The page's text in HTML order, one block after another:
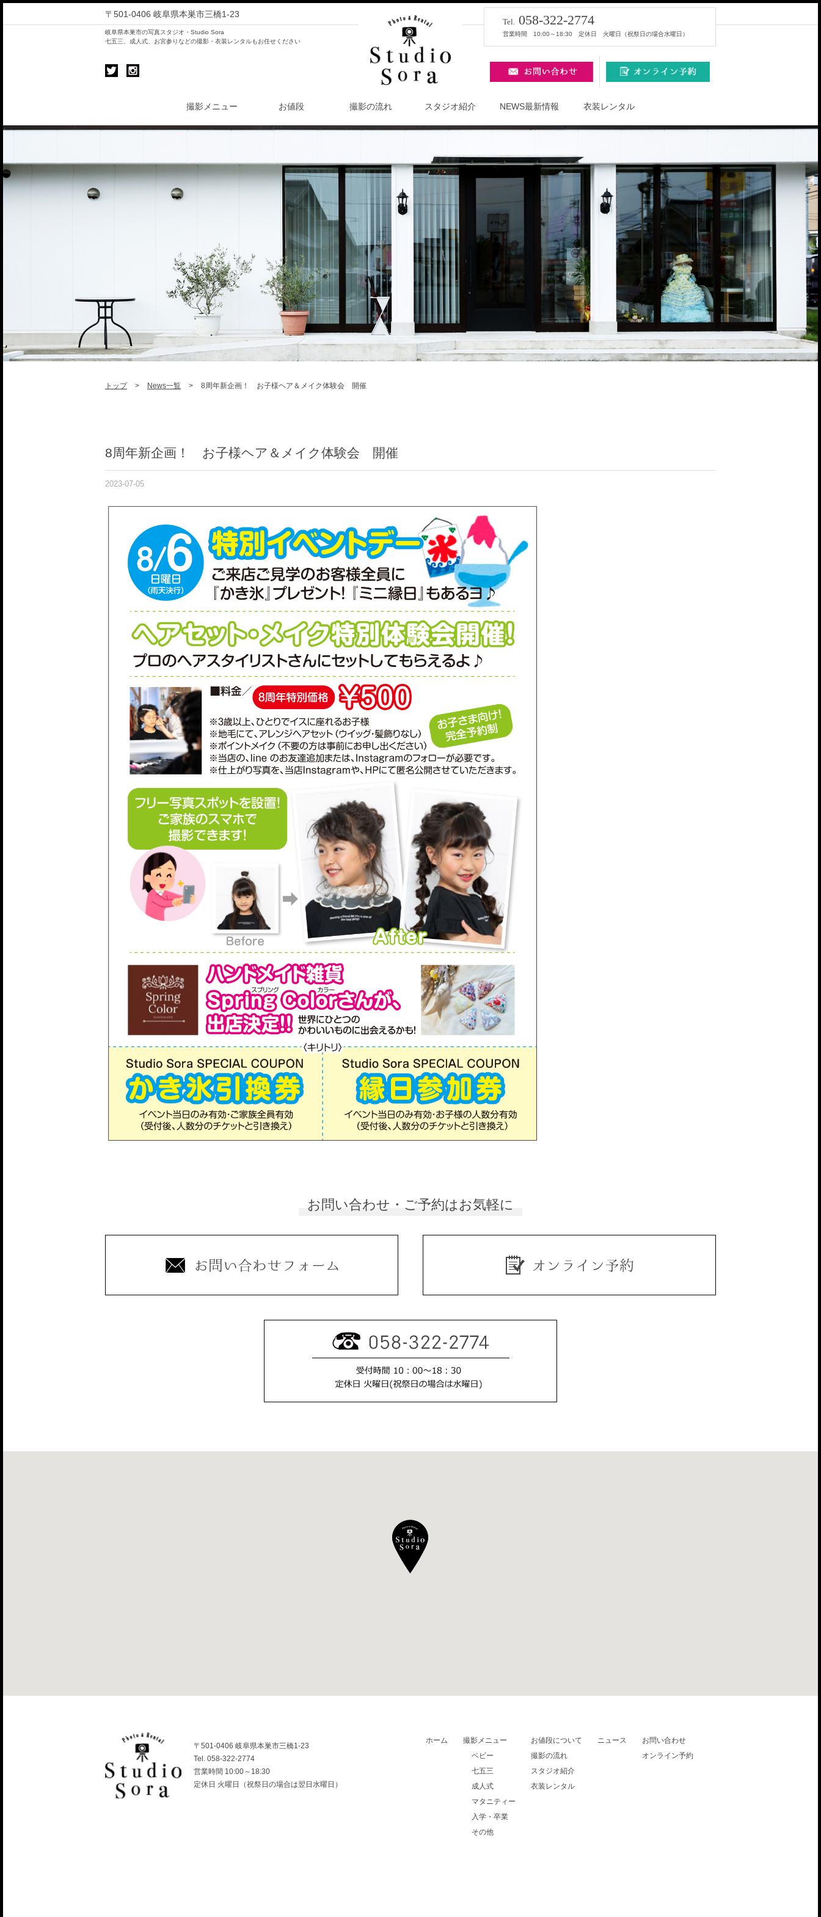
岐阜県本巣市の写真スタジオ・Studio Sora
七五三、成人式、お宮参りなどの撮影・衣装レンタルもお任せください
〒501-0406 岐阜県本巣市三橋1-23
Tel. 058-322-2774
営業時間 10:00～18:30 定休日 火曜日（祝祭日の場合水曜日）
撮影メニュー お値段 撮影の流れ スタジオ紹介 NEWS最新情報 衣装レンタル
トップ > News一覧 > 8周年新企画！ お子様ヘア＆メイク体験会 開催
8周年新企画！ お子様ヘア＆メイク体験会 開催
2023-07-05
お問い合わせ・ご予約はお気軽に
〒501-0406 岐阜県本巣市三橋1-23
Tel. 058-322-2774
営業時間 10:00～18:30
定休日 火曜日（祝祭日の場合は翌日水曜日）
ホーム
撮影メニュー
ベビー
七五三
成人式
マタニティー
入学・卒業
その他
お値段について
撮影の流れ
スタジオ紹介
衣装レンタル
ニュース
お問い合わせ
オンライン予約